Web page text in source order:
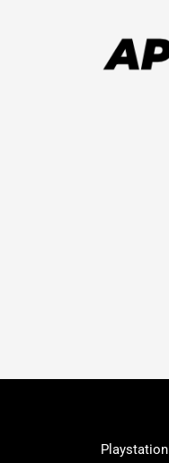
Playstation